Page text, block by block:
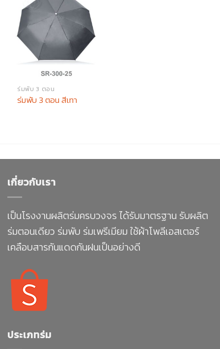
ร่มพับ 3 ตอน
ร่มพับ 3 ตอน สีเทา
เกี่ยวกับเรา
เป็นโรงงานผลิตร่มครบวงจร ได้รับมาตรฐาน รับผลิต
ร่มตอนเดียว ร่มพับ ร่มเพรีเมียม ใช้ผ้าโพลีเอสเตอร์
เคลือบสารกันแดดกันฝนเป็นอย่างดี
ประเภทร่ม